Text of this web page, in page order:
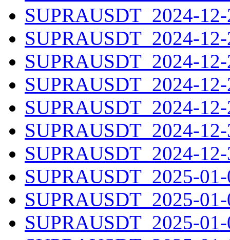
SUPRAUSDT_2024-12-
SUPRAUSDT_2024-12-
SUPRAUSDT_2024-12-
SUPRAUSDT_2024-12-
SUPRAUSDT_2024-12-
SUPRAUSDT_2024-12-
SUPRAUSDT_2024-12-
SUPRAUSDT_2025-01-
SUPRAUSDT_2025-01-
SUPRAUSDT_2025-01-